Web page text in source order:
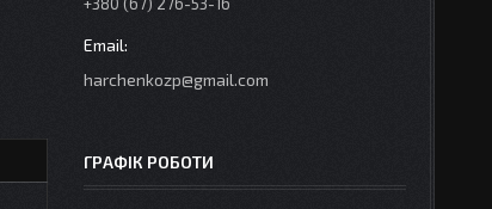
harchenkozp@gmail.com
ГРАФІК РОБОТИ